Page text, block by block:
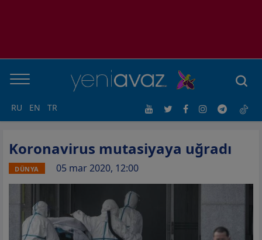
RU EN TR
Koronavirus mutasiyaya uğradı
DÜNYA 05 mar 2020, 12:00